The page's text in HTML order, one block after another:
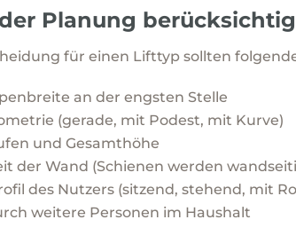
Planung
für einen Lifttyp sollten
an der engsten Stelle
(gerade, mit Podest, mit Kurve)
und Gesamthöhe
der Wand (Schienen werden
des Nutzers (sitzend, stehend, mit
weitere Personen im Haushalt